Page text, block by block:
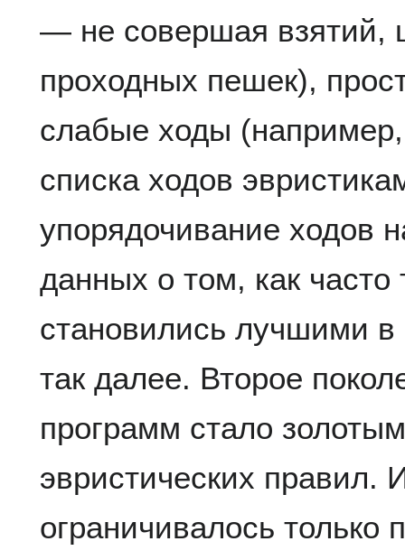
— не совершая взятий,
проходных пешек),
слабые ходы
списка ходов
упорядочивание ходов
данных о том, как
становились лучшими
так далее. Второе
программ стало
эвристических правил.
ограничивалось только